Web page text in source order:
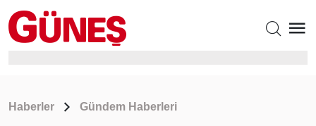
Haberler Gündem Haberleri